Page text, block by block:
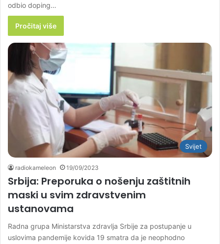
odbio doping…
Pročitaj više
Svijet
radiokameleon 19/09/2023
Srbija: Preporuka o nošenju zaštitnih
maski u svim zdravstvenim
ustanovama
Radna grupa Ministarstva zdravlja Srbije za postupanje u
uslovima pandemije kovida 19 smatra da je neophodno